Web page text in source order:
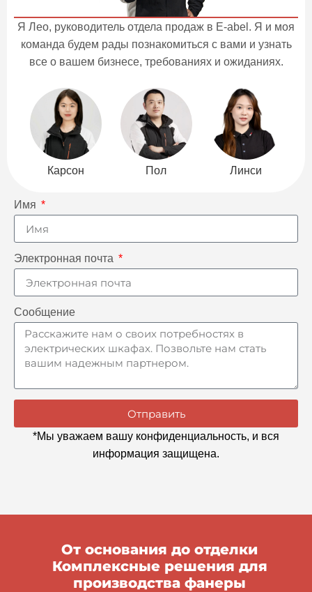
Я Лео, руководитель отдела продаж в E-abel. Я и моя
команда будем рады познакомиться с вами и узнать
все о вашем бизнесе, требованиях и ожиданиях.
Карсон Пол Линси
Имя
Электронная почта
Сообщение
Отправить
*Мы уважаем вашу конфиденциальность, и вся
информация защищена.
От основания до отделки
Комплексные решения для
производства фанеры